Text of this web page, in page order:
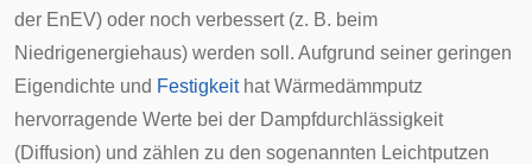
der EnEV) oder noch verbessert (z. B. beim
Niedrigenergiehaus) werden soll. Aufgrund seiner geringen
Eigendichte und Festigkeithat Wärmedämmputz
hervorragende Werte bei der Dampfdurchlässigkeit
(Diffusion) und zählen zu den sogenannten Leichtputzen